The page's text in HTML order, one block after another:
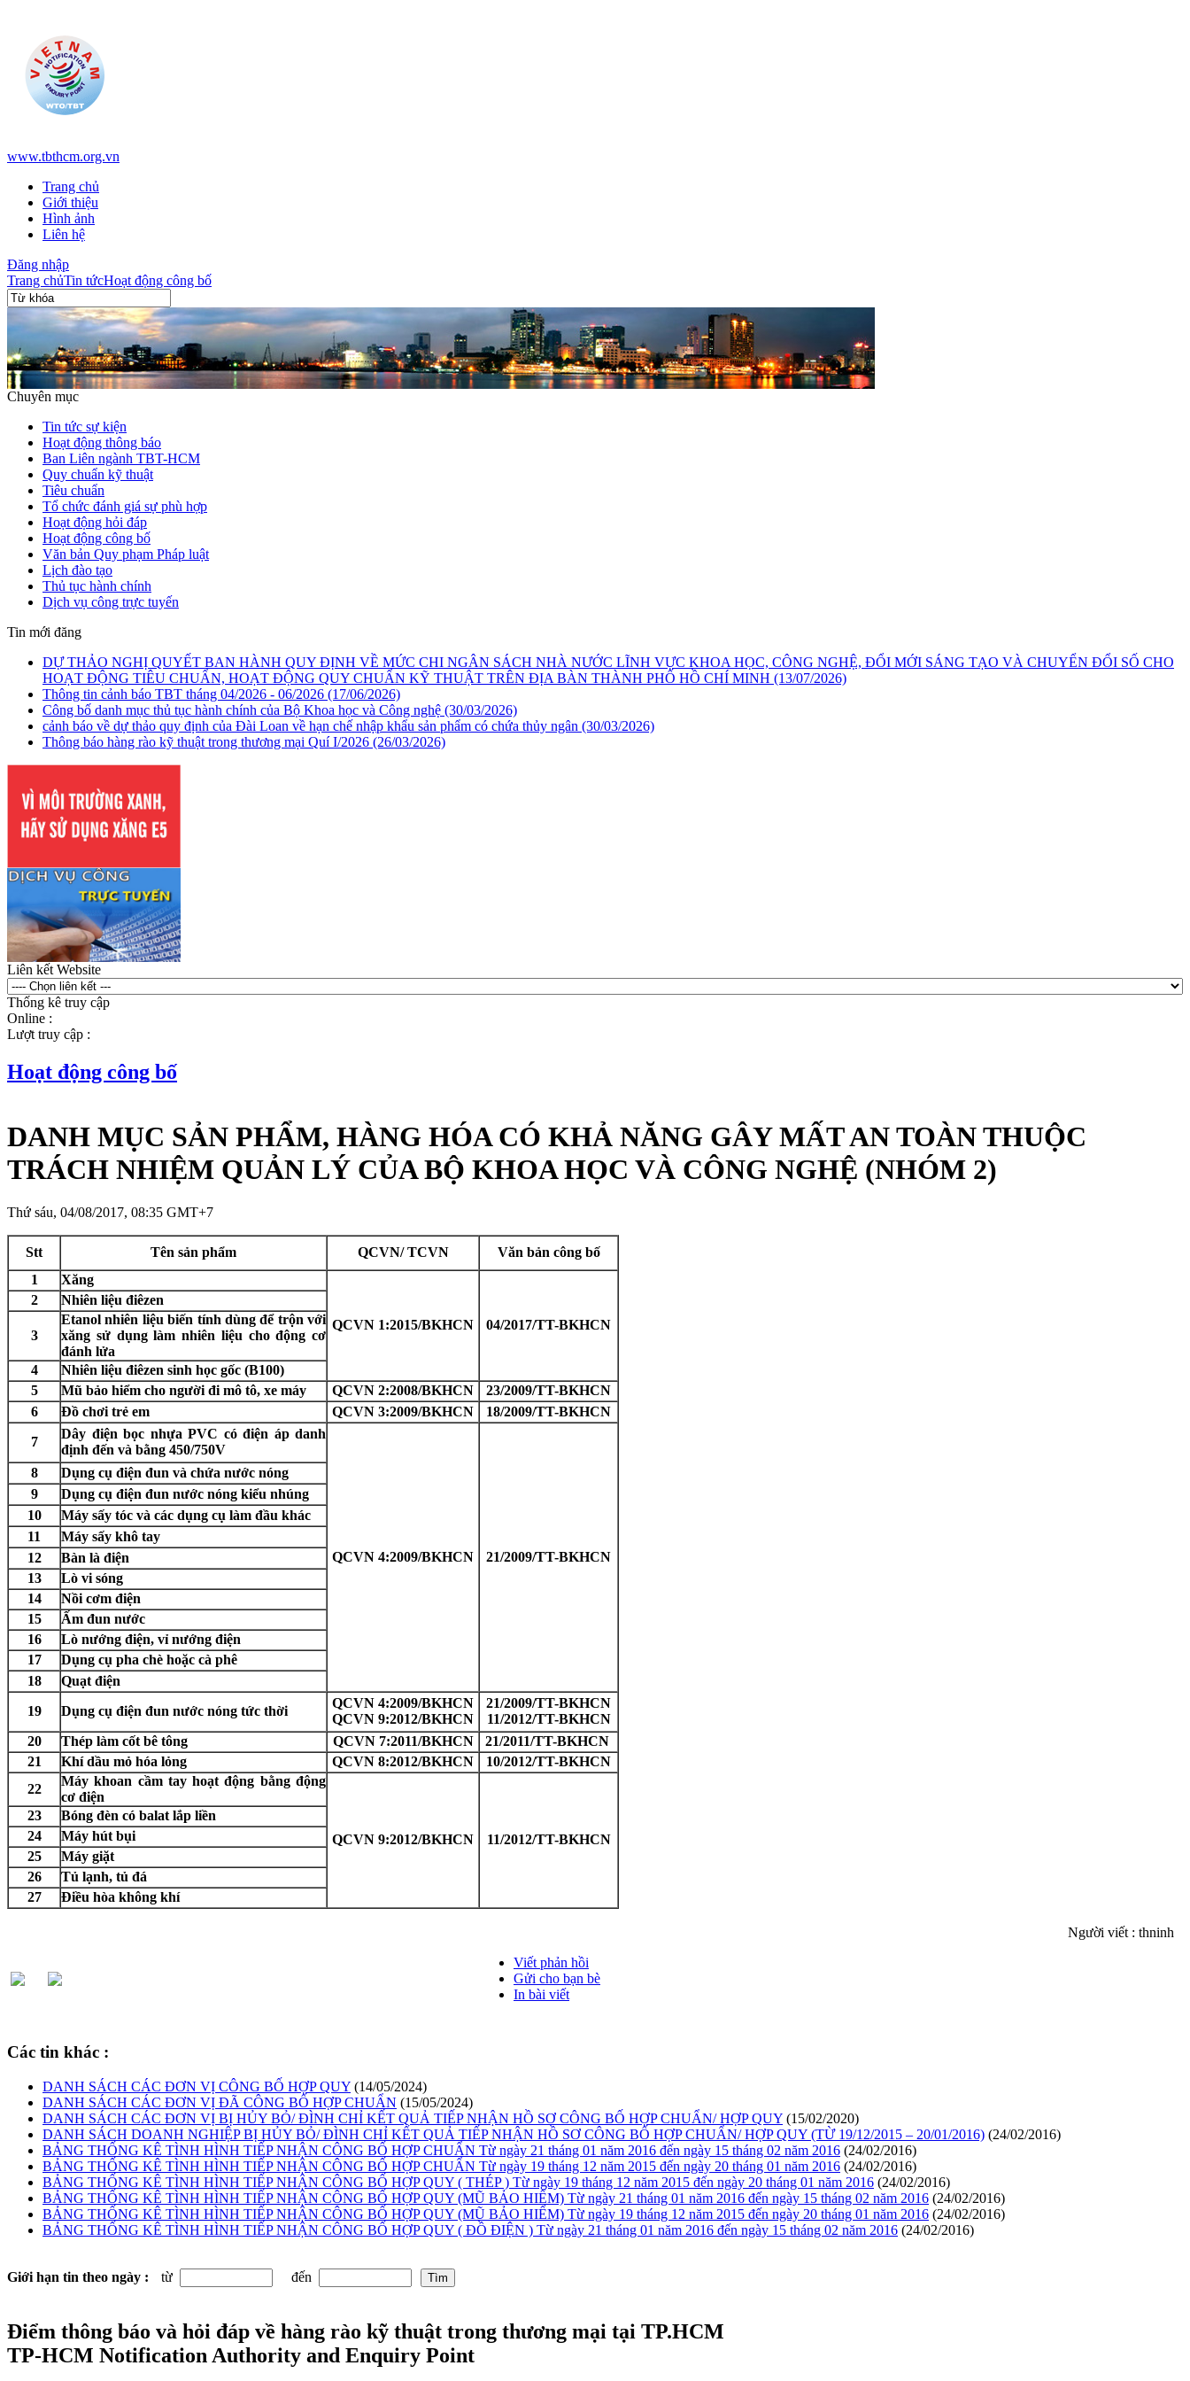
www.tbthcm.org.vn
Trang chủ
Giới thiệu
Hình ảnh
Liên hệ
Đăng nhập
Trang chủTin tứcHoạt động công bố
Chuyên mục
Tin tức sự kiện
Hoạt động thông báo
Ban Liên ngành TBT-HCM
Quy chuẩn kỹ thuật
Tiêu chuẩn
Tổ chức đánh giá sự phù hợp
Hoạt động hỏi đáp
Hoạt động công bố
Văn bản Quy phạm Pháp luật
Lịch đào tạo
Thủ tục hành chính
Dịch vụ công trực tuyến
Tin mới đăng
DỰ THẢO NGHỊ QUYẾT BAN HÀNH QUY ĐỊNH VỀ MỨC CHI NGÂN SÁCH NHÀ NƯỚC LĨNH VỰC KHOA HỌC, CÔNG NGHỆ, ĐỔI MỚI SÁNG TẠO VÀ CHUYỂN ĐỔI SỐ CHO
HOẠT ĐỘNG TIÊU CHUẨN, HOẠT ĐỘNG QUY CHUẨN KỸ THUẬT TRÊN ĐỊA BÀN THÀNH PHỐ HỒ CHÍ MINH (13/07/2026)
Thông tin cảnh báo TBT tháng 04/2026 - 06/2026 (17/06/2026)
Công bố danh mục thủ tục hành chính của Bộ Khoa học và Công nghệ (30/03/2026)
cảnh báo về dự thảo quy định của Đài Loan về hạn chế nhập khẩu sản phẩm có chứa thủy ngân (30/03/2026)
Thông báo hàng rào kỹ thuật trong thương mại Quí I/2026 (26/03/2026)
Liên kết Website
Thống kê truy cập
Online :
Lượt truy cập :
Hoạt động công bố
DANH MỤC SẢN PHẨM, HÀNG HÓA CÓ KHẢ NĂNG GÂY MẤT AN TOÀN THUỘC
TRÁCH NHIỆM QUẢN LÝ CỦA BỘ KHOA HỌC VÀ CÔNG NGHỆ (NHÓM 2)
Thứ sáu, 04/08/2017, 08:35 GMT+7
Stt Tên sản phẩm QCVN/ TCVN
Văn bản công bố
1
Xăng
QCVN 1:2015/BKHCN 04/2017/TT-BKHCN
2 Nhiên liệu điêzen
3
Etanol nhiên liệu biến tính dùng để trộn với
xăng sử dụng làm nhiên liệu cho động cơ
đánh lửa
4
Nhiên liệu điêzen sinh học gốc (B100)
5
Mũ bảo hiểm cho người đi mô tô, xe máy QCVN 2:2008/BKHCN
23/2009/TT-BKHCN
6
Đồ chơi trẻ em QCVN 3:2009/BKHCN
18/2009/TT-BKHCN
7
Dây điện bọc nhựa PVC có điện áp danh
định đến và bằng 450/750V
QCVN 4:2009/BKHCN 21/2009/TT-BKHCN
8
Dụng cụ điện đun và chứa nước nóng
9
Dụng cụ điện đun nước nóng kiểu nhúng
10
Máy sấy tóc và các dụng cụ làm đầu khác
11
Máy sấy khô tay
12
Bàn là điện
13
Lò vi sóng
14
Nồi cơm điện
15
Ấm đun nước
16
Lò nướng điện, vỉ nướng điện
17
Dụng cụ pha chè hoặc cà phê
18
Quạt điện
19
Dụng cụ điện đun nước nóng tức thời
QCVN 4:2009/BKHCN
QCVN 9:2012/BKHCN
21/2009/TT-BKHCN
11/2012/TT-BKHCN
20
Thép làm cốt bê tông QCVN 7:2011/BKHCN
21/2011/TT-BKHCN
21
Khí dầu mỏ hóa lỏng QCVN 8:2012/BKHCN
10/2012/TT-BKHCN
22
Máy khoan cầm tay hoạt động bằng động
cơ điện
QCVN 9:2012/BKHCN 11/2012/TT-BKHCN
23
Bóng đèn có balat lắp liền
24
Máy hút bụi
25
Máy giặt
26
Tủ lạnh, tủ đá
27
Điều hòa không khí
Người viết : thninh
Viết phản hồi
Gửi cho bạn bè
In bài viết
Các tin khác :
DANH SÁCH CÁC ĐƠN VỊ CÔNG BỐ HỢP QUY (14/05/2024)
DANH SÁCH CÁC ĐƠN VỊ ĐÃ CÔNG BỐ HỢP CHUẨN (15/05/2024)
DANH SÁCH CÁC ĐƠN VỊ BỊ HỦY BỎ/ ĐÌNH CHỈ KẾT QUẢ TIẾP NHẬN HỒ SƠ CÔNG BỐ HỢP CHUẨN/ HỢP QUY (15/02/2020)
DANH SÁCH DOANH NGHIỆP BỊ HỦY BỎ/ ĐÌNH CHỈ KẾT QUẢ TIẾP NHẬN HỒ SƠ CÔNG BỐ HỢP CHUẨN/ HỢP QUY (TỪ 19/12/2015 – 20/01/2016) (24/02/2016)
BẢNG THỐNG KÊ TÌNH HÌNH TIẾP NHẬN CÔNG BỐ HỢP CHUẨN Từ ngày 21 tháng 01 năm 2016 đến ngày 15 tháng 02 năm 2016 (24/02/2016)
BẢNG THỐNG KÊ TÌNH HÌNH TIẾP NHẬN CÔNG BỐ HỢP CHUẨN Từ ngày 19 tháng 12 năm 2015 đến ngày 20 tháng 01 năm 2016 (24/02/2016)
BẢNG THỐNG KÊ TÌNH HÌNH TIẾP NHẬN CÔNG BỐ HỢP QUY ( THÉP ) Từ ngày 19 tháng 12 năm 2015 đến ngày 20 tháng 01 năm 2016 (24/02/2016)
BẢNG THỐNG KÊ TÌNH HÌNH TIẾP NHẬN CÔNG BỐ HỢP QUY (MŨ BẢO HIỂM) Từ ngày 21 tháng 01 năm 2016 đến ngày 15 tháng 02 năm 2016 (24/02/2016)
BẢNG THỐNG KÊ TÌNH HÌNH TIẾP NHẬN CÔNG BỐ HỢP QUY (MŨ BẢO HIỂM) Từ ngày 19 tháng 12 năm 2015 đến ngày 20 tháng 01 năm 2016 (24/02/2016)
BẢNG THỐNG KÊ TÌNH HÌNH TIẾP NHẬN CÔNG BỐ HỢP QUY ( ĐỒ ĐIỆN ) Từ ngày 21 tháng 01 năm 2016 đến ngày 15 tháng 02 năm 2016 (24/02/2016)
Giới hạn tin theo ngày : từ đến Tìm
Điểm thông báo và hỏi đáp về hàng rào kỹ thuật trong thương mại tại TP.HCM
TP-HCM Notification Authority and Enquiry Point